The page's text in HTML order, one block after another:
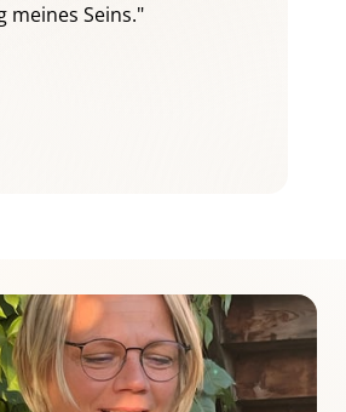
meines Seins."